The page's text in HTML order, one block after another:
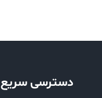
دسترسی سریع